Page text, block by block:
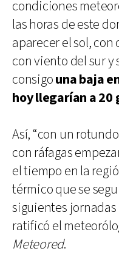
condiciones
las horas de este
aparecer el sol,
con viento del sur y
consigouna baja
hoy llegarían a 20
Así, “con un
con ráfagas
el tiempo en la
térmico que se
siguientes jornadas
ratificó el
Meteored.